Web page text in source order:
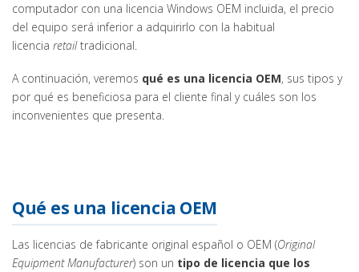
computador con una licencia Windows OEM incluida, el precio
del equipo será inferior a adquirirlo con la habitual
licencia retailtradicional.
A continuación, veremos qué es una licencia OEM, sus tipos y
por qué es beneficiosa para el cliente final y cuáles son los
inconvenientes que presenta.
Qué es una licencia OEM
Las licencias de fabricante original español o OEM (Original
Equipment Manufacturer) son un tipo de licencia que los